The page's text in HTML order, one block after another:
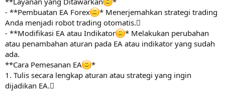
- **Pembuatan EA Forex
* Menerjemahkan strategi trading
Anda menjadi robot trading otomatis.
- **Modifikasi EA atau Indikator
* Melakukan perubahan
atau penambahan aturan pada EA atau indikator yang sudah
ada.
**Cara Pemesanan EA
*
1. Tulis secara lengkap aturan atau strategi yang ingin
dijadikan EA.